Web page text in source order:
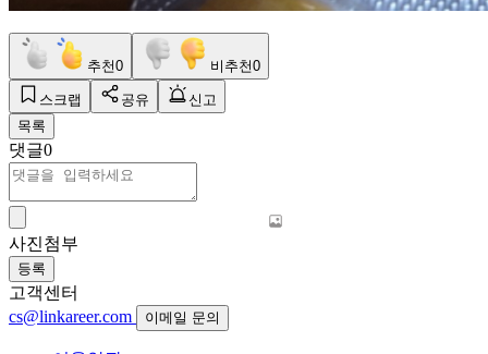
추천0 비추천0
스크랩 공유
신고
목록
댓글0
사진첨부
등록
고객센터
cs@linkareer.com
이메일 문의